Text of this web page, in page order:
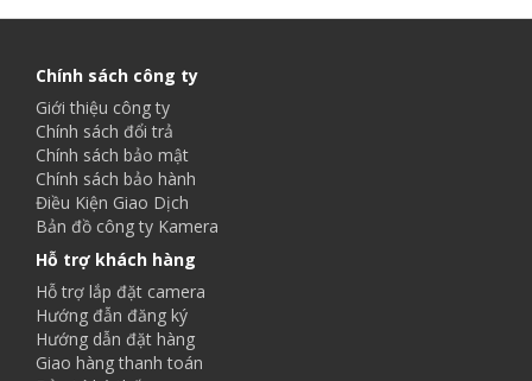
Chính sách công ty
Giới thiệu công ty
Chính sách đổi trả
Chính sách bảo mật
Chính sách bảo hành
Điều Kiện Giao Dịch
Bản đồ công ty Kamera
Hỗ trợ khách hàng
Hỗ trợ lắp đặt camera
Hướng đẫn đăng ký
Hướng dẫn đặt hàng
Giao hàng thanh toán